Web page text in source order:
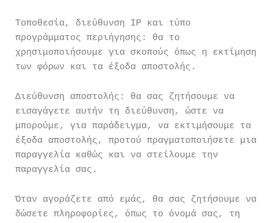
Τοποθεσία, διεύθυνση IP και τύπο
προγράμματος περιήγησης: θα το
χρησιμοποιήσουμε για σκοπούς όπως η εκτίμηση
των φόρων και τα έξοδα αποστολής.
Διεύθυνση αποστολής: θα σας ζητήσουμε να
εισαγάγετε αυτήν τη διεύθυνση, ώστε να
μπορούμε, για παράδειγμα, να εκτιμήσουμε τα
έξοδα αποστολής, προτού πραγματοποιήσετε μια
παραγγελία καθώς και να στείλουμε την
παραγγελία σας.
Όταν αγοράζετε από εμάς, θα σας ζητήσουμε να
δώσετε πληροφορίες, όπως το όνομά σας, τη